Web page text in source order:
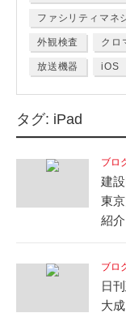
ファシリティマネ
外観検査 クロ
放送機器 iOS
タグ: iPad
ブロ
建
東
紹
ブロ
日
大